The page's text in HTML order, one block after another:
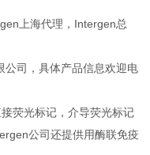
上海代理，Intergen总
公司，具体产品信息欢迎电
荧光标记，介导荧光标记
公司还提供用酶联免疫